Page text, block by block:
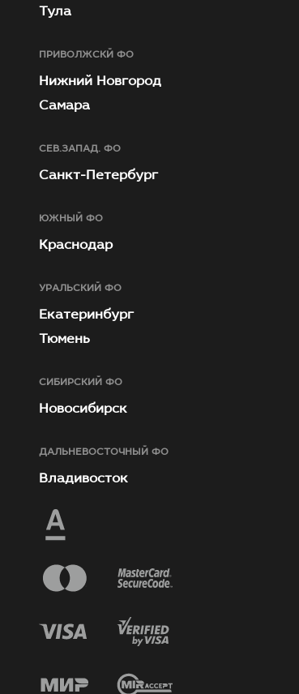
Тула
ПРИВОЛЖСКЙ ФО
Нижний Новгород
Самара
СЕВ.ЗАПАД. ФО
Санкт-Петербург
ЮЖНЫЙ ФО
Краснодар
УРАЛЬСКИЙ ФО
Екатеринбург
Тюмень
СИБИРСКИЙ ФО
Новосибирск
ДАЛЬНЕВОСТОЧНЫЙ ФО
Владивосток